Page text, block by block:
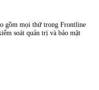
gồm mọi thứ trong Frontline
soát quản trị và bảo mật